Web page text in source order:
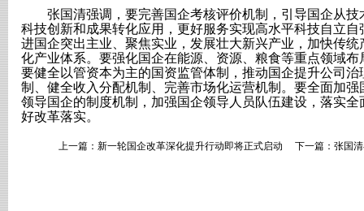
张国清强调，要完善国企考核评价机制，引导国企从技
科技创新和成果转化应用，更好服务实现高水平科技自立
进国企突出主业、聚焦实业，发展壮大新兴产业，加快传
化产业体系。要强化国企在能源、资源、粮食等重点领域
要健全以管资本为主的国资监管体制，推动国企提升公司
制、健全收入分配机制、完善市场化运营机制。要全面加
领导国企的制度机制，加强国企领导人员队伍建设，落实
好改革落实。
上一篇： 新一轮国企改革深化提升行动即将正式启动 下一篇： 张国